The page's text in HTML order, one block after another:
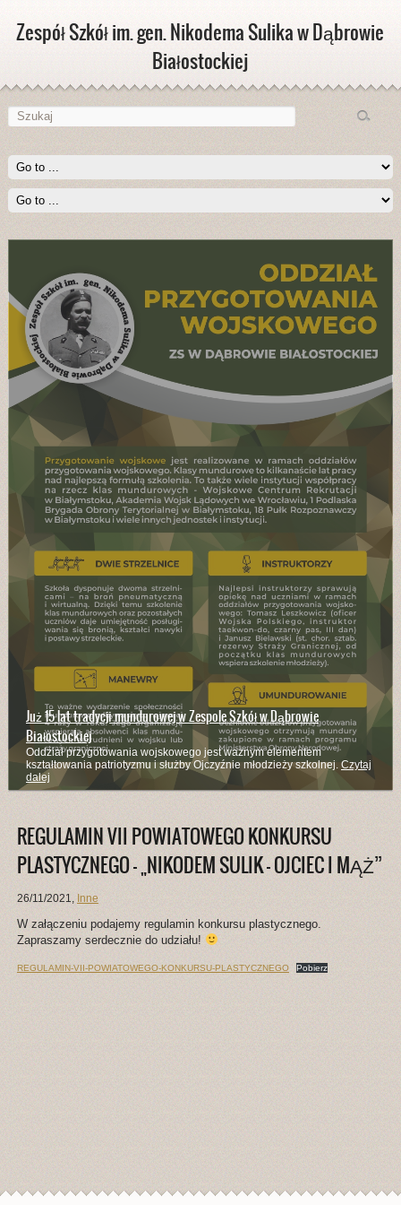
Zespół Szkół im. gen. Nikodema Sulika w Dąbrowie
Białostockiej
Już 15 lat tradycji mundurowej w Zespole Szkół w Dąbrowie
Białostockiej
Oddział przygotowania wojskowego jest ważnym elementem
kształtowania patriotyzmu i służby Ojczyźnie młodzieży szkolnej. Czytaj
dalej
REGULAMIN VII POWIATOWEGO KONKURSU
PLASTYCZNEGO – „NIKODEM SULIK – OJCIEC I MĄŻ”
26/11/2021, Inne
W załączeniu podajemy regulamin konkursu plastycznego.
Zapraszamy serdecznie do udziału!
REGULAMIN-VII-POWIATOWEGO-KONKURSU-PLASTYCZNEGO Pobierz